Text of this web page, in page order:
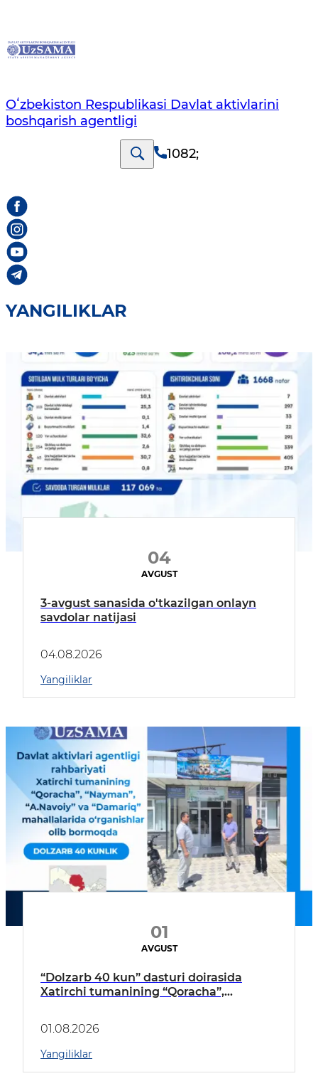
Oʻzbekiston Respublikasi Davlat aktivlarini
boshqarish agentligi
1082;
YANGILIKLAR
04
AVGUST
3-avgust sanasida o'tkazilgan onlayn
savdolar natijasi
04.08.2026
Yangiliklar
01
AVGUST
“Dolzarb 40 kun” dasturi doirasida
Xatirchi tumanining “Qoracha”,
borildi
01.08.2026
Yangiliklar